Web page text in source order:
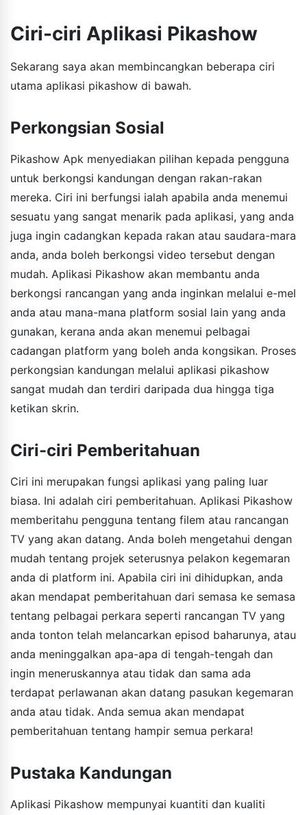
Ciri-ciri Aplikasi Pikashow
Sekarang saya akan membincangkan beberapa ciri
utama aplikasi pikashow di bawah.
Perkongsian Sosial
Pikashow Apk menyediakan pilihan kepada pengguna
untuk berkongsi kandungan dengan rakan-rakan
mereka. Ciri ini berfungsi ialah apabila anda menemui
sesuatu yang sangat menarik pada aplikasi, yang anda
juga ingin cadangkan kepada rakan atau saudara-mara
anda, anda boleh berkongsi video tersebut dengan
mudah. ​​Aplikasi Pikashow akan membantu anda
berkongsi rancangan yang anda inginkan melalui e-mel
anda atau mana-mana platform sosial lain yang anda
gunakan, kerana anda akan menemui pelbagai
cadangan platform yang boleh anda kongsikan. Proses
perkongsian kandungan melalui aplikasi pikashow
sangat mudah dan terdiri daripada dua hingga tiga
ketikan skrin.
Ciri-ciri Pemberitahuan
Ciri ini merupakan fungsi aplikasi yang paling luar
biasa. Ini adalah ciri pemberitahuan. Aplikasi Pikashow
memberitahu pengguna tentang filem atau rancangan
TV yang akan datang. Anda boleh mengetahui dengan
mudah tentang projek seterusnya pelakon kegemaran
anda di platform ini. Apabila ciri ini dihidupkan, anda
akan mendapat pemberitahuan dari semasa ke semasa
tentang pelbagai perkara seperti rancangan TV yang
anda tonton telah melancarkan episod baharunya, atau
anda meninggalkan apa-apa di tengah-tengah dan
ingin meneruskannya atau tidak dan sama ada
terdapat perlawanan akan datang pasukan kegemaran
anda atau tidak. Anda semua akan mendapat
pemberitahuan tentang hampir semua perkara!
Pustaka Kandungan
Aplikasi Pikashow mempunyai kuantiti dan kualiti